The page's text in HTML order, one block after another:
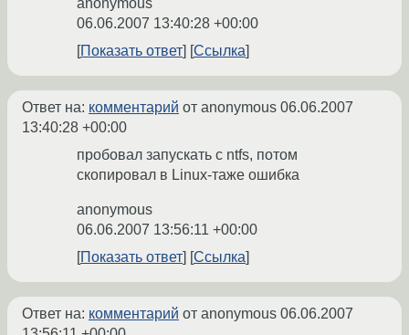
anonymous
06.06.2007 13:40:28 +00:00
Показать ответ
Ссылка
Ответ на: комментарий от anonymous 06.06.2007
13:40:28 +00:00
пробовал запускать с ntfs, потом
скопировал в Linux-таже ошибка
anonymous
06.06.2007 13:56:11 +00:00
Показать ответ
Ссылка
Ответ на: комментарий от anonymous 06.06.2007